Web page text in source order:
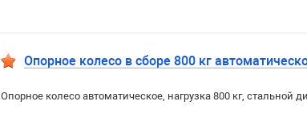
Опорное колесо в сборе 800 кг
Опорное колесо автоматическое, нагрузка 800 кг, стальной